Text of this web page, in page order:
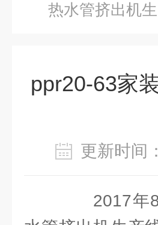
热水管挤出机
ppr20-63家
更新时
2017年8